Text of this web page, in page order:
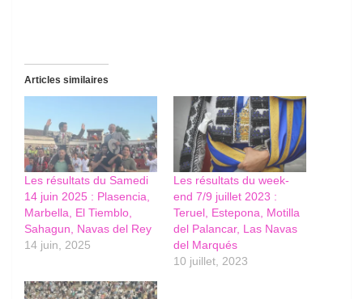
Articles similaires
Les résultats du Samedi
14 juin 2025 : Plasencia,
Marbella, El Tiemblo,
Sahagun, Navas del Rey
14 juin, 2025
Les résultats du week-
end 7/9 juillet 2023 :
Teruel, Estepona, Motilla
del Palancar, Las Navas
del Marqués
10 juillet, 2023